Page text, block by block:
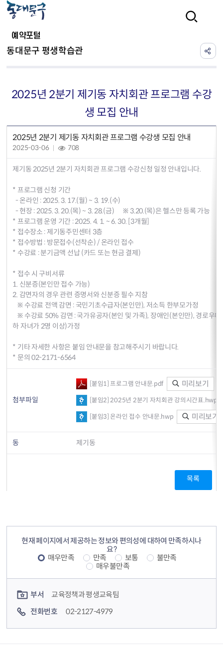
예약포털
동대문구 평생학습관
2025년 2분기 제기동 자치회관 프로그램 수강
생 모집 안내
2025년 2분기 제기동 자치회관 프로그램 수강생 모집 안내
2025-03-06 708
제기동 2025년 2분기 자치회관 프로그램 수강신청 일정 안내입니다.
* 프로그램 신청 기간
- 온라인 : 2025. 3. 17.(월) ~ 3. 19.(수)
- 현장 : 2025. 3. 20.(목) ~ 3. 28.(금) ※ 3.20.(목)은 헬스만 등록 가능
* 프로그램 운영 기간 : 2025. 4. 1. ~ 6. 30. [3개월]
* 접수장소 : 제기동주민센터 3층
* 접수방법 : 방문접수(선착순) / 온라인 접수
* 수강료 : 분기금액 선납 (카드 또는 현금 결제)
* 접수 시 구비서류
1. 신분증(본인만 접수 가능)
2. 감면자의 경우 관련 증명서와 신분증 필수 지참
※ 수강료 전액 감면 : 국민기초수급자(본인만), 저소득 한부모가정
※ 수강료 50% 감면 : 국가유공자(본인 및 가족), 장애인(본인만), 경로우
하 자녀가 2명 이상)가정
* 기타 자세한 사항은 붙임 안내문을 참고해주시기 바랍니다.
* 문의 02-2171-6564
첨부파일
[붙임1] 프로그램 안내문.pdf 미리보기
[붙임2] 2025년 2분기 자치회관 강의시간표.hwp
[붙임3] 온라인 접수 안내문.hwp 미리보기
동 제기동
목록
현재 페이지에서 제공하는 정보와 편의성에 대하여 만족하시나
요?
매우만족
만족 보통
불만족
매우불만족
부서
교육정책과 평생교육팀
전화번호
02-2127-4979